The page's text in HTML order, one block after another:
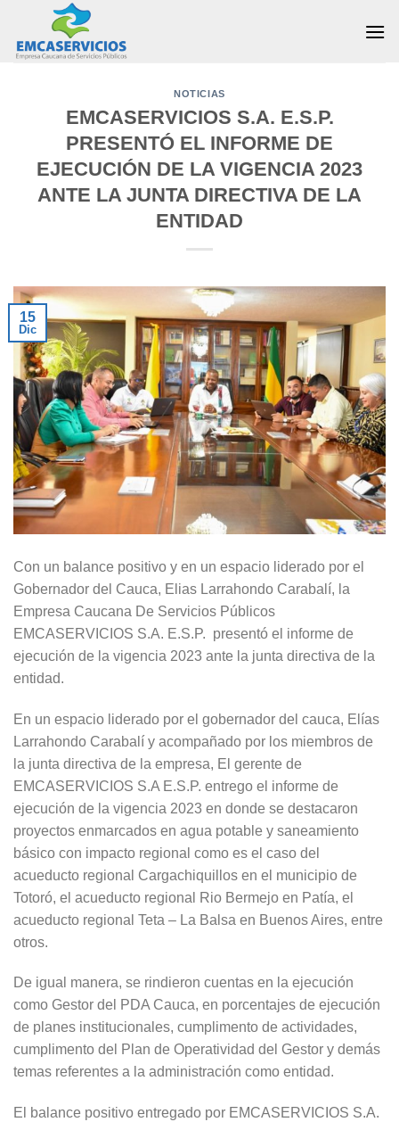
content
NOTICIAS
EMCASERVICIOS S.A. E.S.P.
PRESENTÓ EL INFORME DE
EJECUCIÓN DE LA VIGENCIA 2023
ANTE LA JUNTA DIRECTIVA DE LA
ENTIDAD
15
Dic
Con un balance positivo y en un espacio liderado por el
Gobernador del Cauca, Elias Larrahondo Carabalí, la
Empresa Caucana De Servicios Públicos
EMCASERVICIOS S.A. E.S.P. presentó el informe de
ejecución de la vigencia 2023 ante la junta directiva de la
entidad.
En un espacio liderado por el gobernador del cauca, Elías
Larrahondo Carabalí y acompañado por los miembros de
la junta directiva de la empresa, El gerente de
EMCASERVICIOS S.A E.S.P. entrego el informe de
ejecución de la vigencia 2023 en donde se destacaron
proyectos enmarcados en agua potable y saneamiento
básico con impacto regional como es el caso del
acueducto regional Cargachiquillos en el municipio de
Totoró, el acueducto regional Rio Bermejo en Patía, el
acueducto regional Teta – La Balsa en Buenos Aires, entre
otros.
De igual manera, se rindieron cuentas en la ejecución
como Gestor del PDA Cauca, en porcentajes de ejecución
de planes institucionales, cumplimento de actividades,
cumplimento del Plan de Operatividad del Gestor y demás
temas referentes a la administración como entidad.
El balance positivo entregado por EMCASERVICIOS S.A.